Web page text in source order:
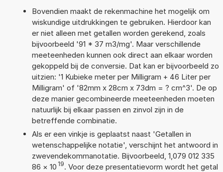
Bovendien maakt de rekenmachine het mogelijk om
wiskundige uitdrukkingen te gebruiken. Hierdoor kan
er niet alleen met getallen worden gerekend, zoals
bijvoorbeeld '91 * 37 m3/mg'. Maar verschillende
meeteenheden kunnen ook direct aan elkaar worden
gekoppeld bij de conversie. Dat kan er bijvoorbeeld zo
uitzien: '1 Kubieke meter per Milligram + 46 Liter per
Milligram' of '82mm x 28cm x 73dm = ? cm^3'. De op
deze manier gecombineerde meeteenheden moeten
natuurlijk bij elkaar passen en zinvol zijn in de
betreffende combinatie.
Als er een vinkje is geplaatst naast 'Getallen in
wetenschappelijke notatie', verschijnt het antwoord in
zwevendekommanotatie. Bijvoorbeeld, 1,079 012 335
86 × 10 19. Voor deze presentatievorm wordt het getal